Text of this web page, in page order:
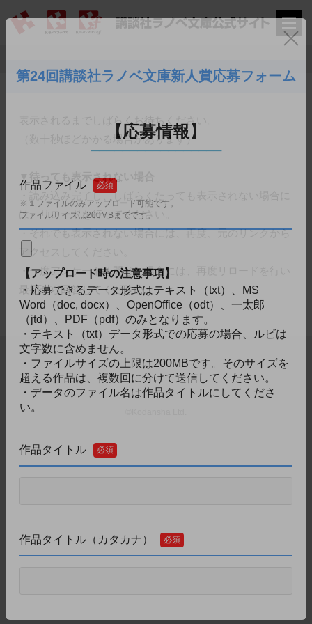
表示されるまでしばらくお待ちください。
（数十秒ほどかかる場合があります）
▼待っても表示されない場合
・読み込み完了し、しばらくたっても表示されない場合に
は、リロードを行ってください。
・それでも表示されない場合には、再度、元のリンクから
・一度アンケートを閉じた場合には、再度リロードを行い
最初から回答してください。
第24回講談社ラノベ文庫新人賞応募フォーム
【応募情報】
─────────────────
作品ファイル
必須
※１ファイルのみアップロード可能です。
ファイルサイズは200MBまでです。
【アップロード時の注意事項】
・応募できるデータ形式はテキスト（txt）、MS
Word（doc, docx）、OpenOffice（odt）、一太郎
（jtd）、PDF（pdf）のみとなります。
・テキスト（txt）データ形式での応募の場合、ルビは
文字数に含めません。
・ファイルサイズの上限は200MBです。そのサイズを
超える作品は、複数回に分けて送信してください。
・データのファイル名は作品タイトルにしてくださ
い。
作品タイトル 必須
作品タイトル（カタカナ） 必須